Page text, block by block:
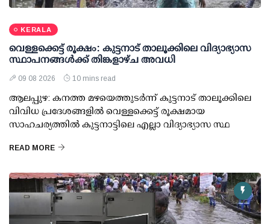
KERALA
വെള്ളക്കെട്ട് രൂക്ഷം: കുട്ടനാട് താലൂക്കിലെ വിദ്യാഭ്യാസ
സ്ഥാപനങ്ങള്‍ക്ക് തിങ്കളാഴ്ച അവധി
09 08 2026 10 mins read
ആലപ്പുഴ: കനത്ത മഴയെത്തുടര്‍ന്ന് കുട്ടനാട് താലൂക്കിലെ
വിവിധ പ്രദേശങ്ങളില്‍ വെള്ളക്കെട്ട് രൂക്ഷമായ
സാഹചര്യത്തില്‍ കുട്ടനാട്ടിലെ എല്ലാ വിദ്യാഭ്യാസ സ്ഥ
READ MORE